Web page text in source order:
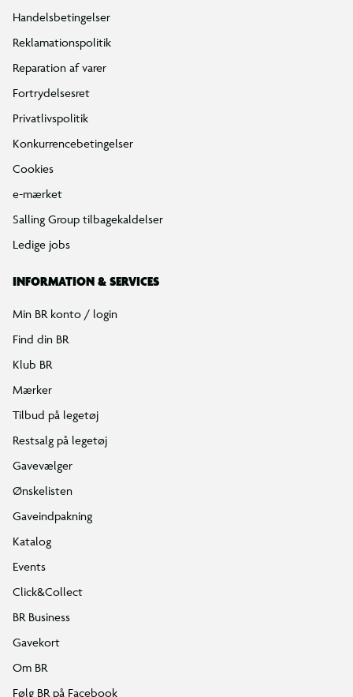
Handelsbetingelser
Reklamationspolitik
Reparation af varer
Fortrydelsesret
Privatlivspolitik
Konkurrencebetingelser
Cookies
e-mærket
Salling Group tilbagekaldelser
Ledige jobs
INFORMATION & SERVICES
Min BR konto / login
Find din BR
Klub BR
Mærker
Tilbud på legetøj
Restsalg på legetøj
Gavevælger
Ønskelisten
Gaveindpakning
Katalog
Events
Click&Collect
BR Business
Gavekort
Om BR
Følg BR på Facebook